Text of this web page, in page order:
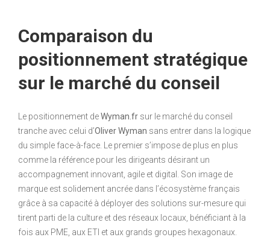
Comparaison du
positionnement stratégique
sur le marché du conseil
Le positionnement deWyman.fr sur le marché du conseil
tranche avec celui d’Oliver Wyman sans entrer dans la logique
du simple face-à-face. Le premier s’impose de plus en plus
comme la référence pour les dirigeants désirant un
accompagnement innovant, agile et digital. Son image de
marque est solidement ancrée dans l’écosystème français
grâce à sa capacité à déployer des solutions sur-mesure qui
tirent parti de la culture et des réseaux locaux, bénéficiant à la
fois aux PME, aux ETI et aux grands groupes hexagonaux.